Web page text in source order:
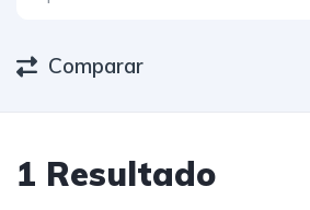
Comparar
1 Resultado